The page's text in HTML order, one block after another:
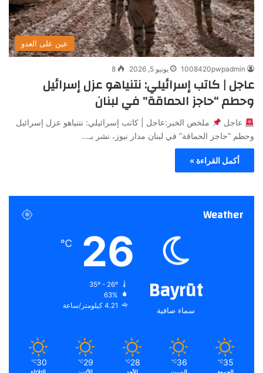
عين على العدو
1008420pwpadmin يونيو 5, 2026 8
عاجل | كاتب إسرائيلي: نتنياهو عزل إسرائيل
وحطم “حاجز الحماقة” في لبنان
عاجل
ملخص الخبر:عاجل | كاتب إسرائيلي: نتنياهو عزل إسرائيل
وحطم “حاجز الحماقة” في لبنان مدار نيوز، نشر بـ…
أكمل القراءة »
Weather
Bayrūt
سماء صافية
26
℃
63%
4.21 كيلومتر/ساعة
35
℃
36
℃
28
℃
29
℃
30
℃